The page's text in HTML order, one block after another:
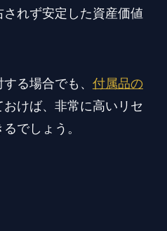
れず安定した資産価値
る場合でも、 付属品の
おけば、非常に高いリセ
でしょう。